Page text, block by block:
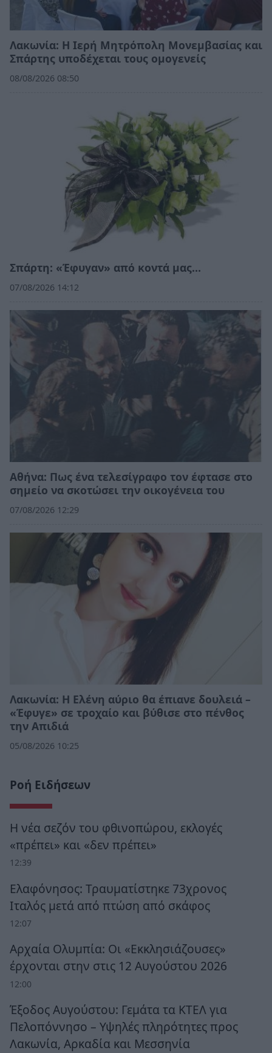
Λακωνία: Η Ιερή Μητρόπολη Μονεμβασίας και
Σπάρτης υποδέχεται τους ομογενείς
08/08/2026 08:50
Σπάρτη: «Έφυγαν» από κοντά μας…
07/08/2026 14:12
Αθήνα: Πως ένα τελεσίγραφο τον έφτασε στο
σημείο να σκοτώσει την οικογένεια του
07/08/2026 12:29
Λακωνία: Η Ελένη αύριο θα έπιανε δουλειά –
«Έφυγε» σε τροχαίο και βύθισε στο πένθος
την Απιδιά
05/08/2026 10:25
Ροή Ειδήσεων
Η νέα σεζόν του φθινοπώρου, εκλογές
«πρέπει» και «δεν πρέπει»
12:39
Ελαφόνησος: Τραυματίστηκε 73χρονος
Ιταλός μετά από πτώση από σκάφος
12:07
Αρχαία Ολυμπία: Οι «Εκκλησιάζουσες»
έρχονται στην στις 12 Αυγούστου 2026
12:00
Έξοδος Αυγούστου: Γεμάτα τα ΚΤΕΛ για
Πελοπόννησο – Υψηλές πληρότητες προς
Λακωνία, Αρκαδία και Μεσσηνία